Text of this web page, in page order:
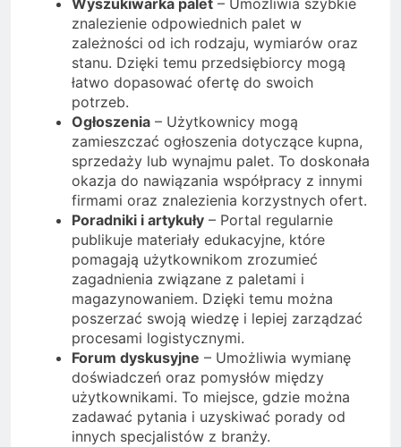
Wyszukiwarka palet – Umożliwia szybkie
znalezienie odpowiednich palet w
zależności od ich rodzaju, wymiarów oraz
stanu. Dzięki temu przedsiębiorcy mogą
łatwo dopasować ofertę do swoich
potrzeb.
Ogłoszenia – Użytkownicy mogą
zamieszczać ogłoszenia dotyczące kupna,
sprzedaży lub wynajmu palet. To doskonała
okazja do nawiązania współpracy z innymi
firmami oraz znalezienia korzystnych ofert.
Poradniki i artykuły – Portal regularnie
publikuje materiały edukacyjne, które
pomagają użytkownikom zrozumieć
zagadnienia związane z paletami i
magazynowaniem. Dzięki temu można
poszerzać swoją wiedzę i lepiej zarządzać
procesami logistycznymi.
Forum dyskusyjne – Umożliwia wymianę
doświadczeń oraz pomysłów między
użytkownikami. To miejsce, gdzie można
zadawać pytania i uzyskiwać porady od
innych specjalistów z branży.